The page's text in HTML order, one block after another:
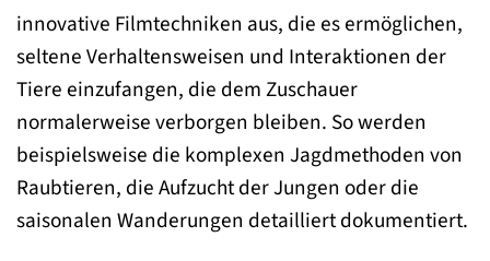
innovative Filmtechniken aus, die es ermöglichen,
seltene Verhaltensweisen und Interaktionen der
Tiere einzufangen, die dem Zuschauer
normalerweise verborgen bleiben. So werden
beispielsweise die komplexen Jagdmethoden von
Raubtieren, die Aufzucht der Jungen oder die
saisonalen Wanderungen detailliert dokumentiert.